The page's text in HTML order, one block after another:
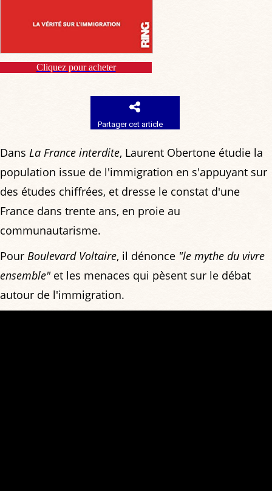
Cliquez pour acheter
Partager cet article
Dans La France interdite, Laurent Obertone étudie la
population issue de l'immigration en s'appuyant sur
des études chiffrées, et dresse le constat d'une
France dans trente ans, en proie au
communautarisme.
Pour Boulevard Voltaire, il dénonce "le mythe du vivre
ensemble"et les menaces qui pèsent sur le débat
autour de l'immigration.